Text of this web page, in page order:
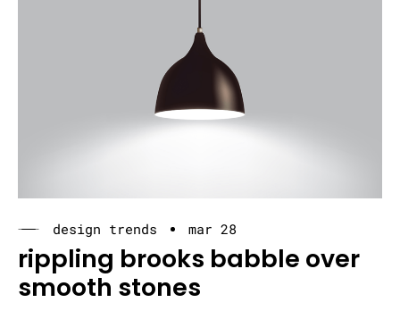
design trends mar 28
rippling brooks babble over
smooth stones